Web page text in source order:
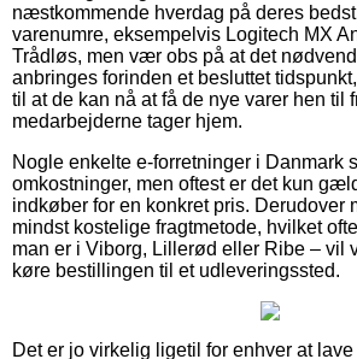
næstkommende hverdag på deres
varenumre, eksempelvis Logitech MX
Trådløs, men vær obs på at det
anbringes forinden et besluttet
til at de kan nå at få de nye varer hen til
medarbejderne tager hjem.
Nogle enkelte e-forretninger i Danmark
omkostninger, men oftest er det kun
indkøber for en konkret pris. Derudover
mindst kostelige fragtmetode, hvilket
man er i Viborg, Lillerød eller Ribe – vil
køre bestillingen til et udleveringssted.
Det er jo virkelig ligetil for enhver at